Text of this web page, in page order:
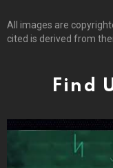
All images are
cited is derived from
Find